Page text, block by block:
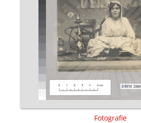
Fotografie